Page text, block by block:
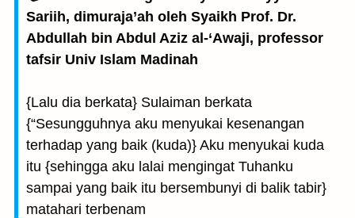
Sariih, dimuraja’ah oleh Syaikh Prof. Dr.
Abdullah bin Abdul Aziz al-‘Awaji, professor
tafsir Univ Islam Madinah
{Lalu dia berkata} Sulaiman berkata
{“Sesungguhnya aku menyukai kesenangan
terhadap yang baik (kuda)} Aku menyukai kuda
itu {sehingga aku lalai mengingat Tuhanku
sampai yang baik itu bersembunyi di balik tabir}
matahari terbenam